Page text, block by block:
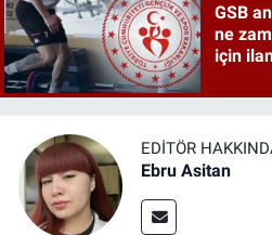
GSB
ne
için
EDITÖR
Ebru Asitan